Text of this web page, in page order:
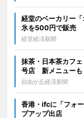
経堂のベーカリー
氷を500円で販売
経堂経済新聞
抹茶・日本茶カフ
号店 新メニューも
自由が丘経済新聞
香港・ifcに「フォ
プアップ出店